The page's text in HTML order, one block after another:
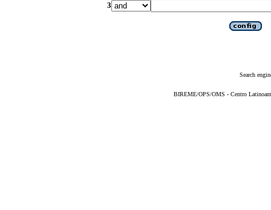
3
Search
BIREME/OPS/OMS - Centro